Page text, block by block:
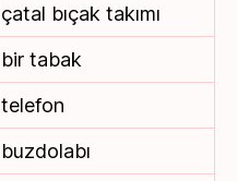
çatal bıçak takımı
bir tabak
telefon
buzdolabı